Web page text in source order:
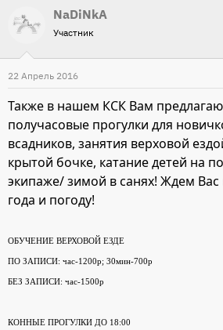
NaDiNkA
Участник
22 Апрель 2016
Также в нашем КСК Вам
получасовые прогулки для
всадников, занятия верховой
крытой бочке, катание детей на
экипаже/ зимой в санях! Ждем
года и погоду!
ОБУЧЕНИЕ ВЕРХОВОЙ ЕЗДЕ
ПО ЗАПИСИ: час-1200р; 30мин-700р
БЕЗ ЗАПИСИ: час-1500р
КОННЫЕ ПРОГУЛКИ ДО 18:00